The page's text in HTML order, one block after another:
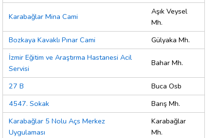
Karabağlar Mina Cami
Aşık Veysel
Mh.
Bozkaya Kavaklı Pınar Cami
Gülyaka Mh.
İzmir Eğitim ve Araştırma Hastanesi Acil
Servisi
Bahar Mh.
27 B
Buca Osb
4547. Sokak
Barış Mh.
Karabağlar 5 Nolu Açs Merkez
Uygulaması
Karabağlar
Mh.